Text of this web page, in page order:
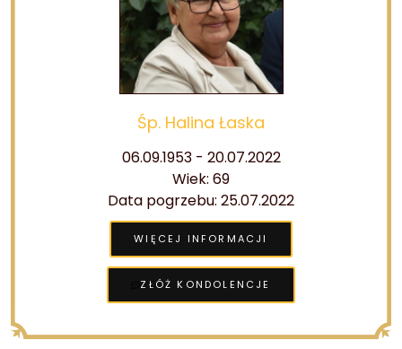
Śp. Halina Łaska
06.09.1953 - 20.07.2022
Wiek: 69
Data pogrzebu: 25.07.2022
WIĘCEJ INFORMACJI
ZŁÓŻ KONDOLENCJE